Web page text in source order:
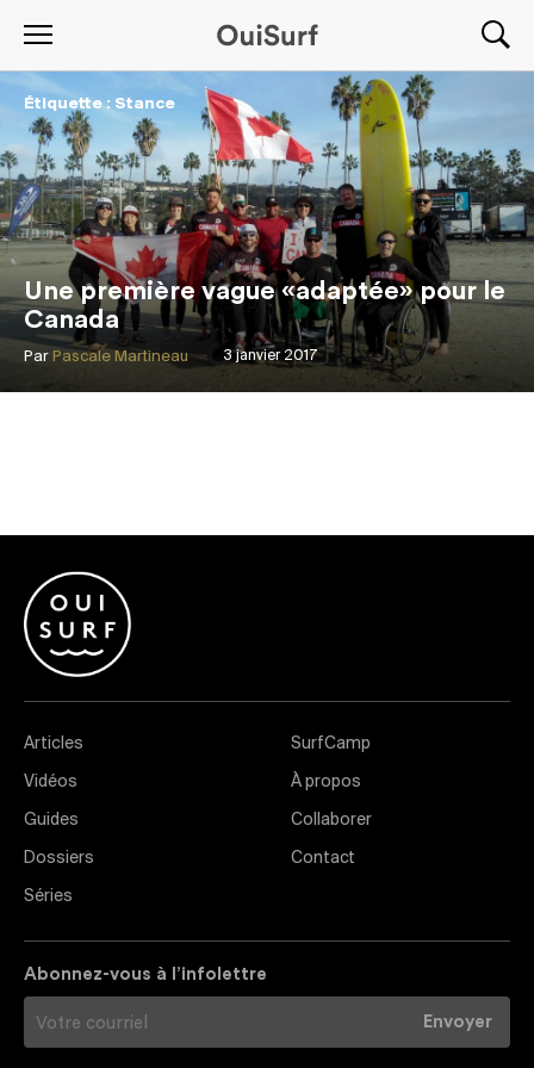
Étiquette : Stance
Une première vague «adaptée» pour le
Canada
3 janvier 2017
Par Pascale Martineau
Articles
Vidéos
Guides
Dossiers
Séries
SurfCamp
À propos
Collaborer
Contact
Abonnez-vous à l’infolettre